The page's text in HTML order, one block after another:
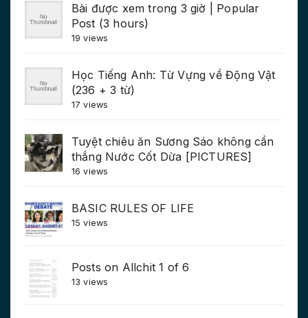
Bài được xem trong 3 giờ | Popular
Post (3 hours)
19 views
Học Tiếng Anh: Từ Vựng về Động Vật
(236 + 3 từ)
17 views
Tuyệt chiêu ăn Sương Sáo không cần
thắng Nước Cốt Dừa [PICTURES]
16 views
BASIC RULES OF LIFE
15 views
Posts on Allchit 1 of 6
13 views